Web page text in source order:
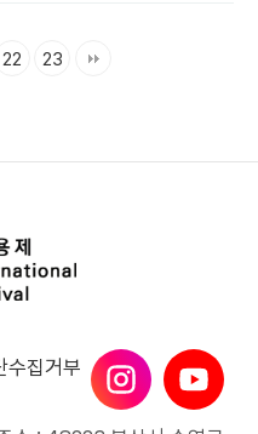
22 23
수집거부